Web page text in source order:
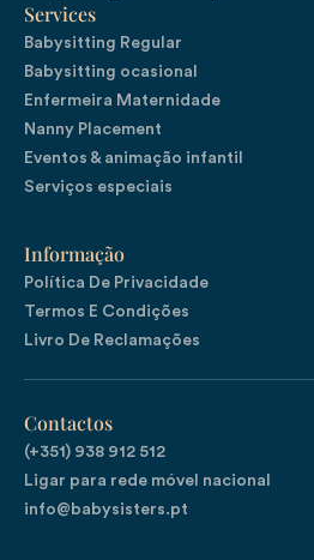
Services
Babysitting Regular
Babysitting ocasional
Enfermeira Maternidade
Nanny Placement
Eventos & animação infantil
Serviços especiais
Informação
Política De Privacidade
Termos E Condições
Livro De Reclamações
Contactos
(+351) 938 912 512
Ligar para rede móvel nacional
info@babysisters.pt